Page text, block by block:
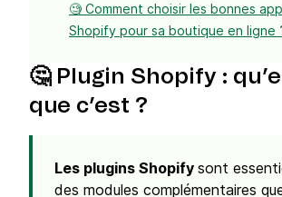
🧐 Comment choisir les bonnes
Shopify pour sa boutique en ligne
🤔 Plugin Shopify :
que c’est ?
Les plugins Shopify sont
des modules complémentaires